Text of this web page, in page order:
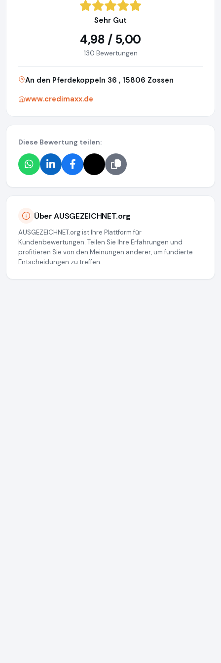
Sehr Gut
4,98 / 5,00
130 Bewertungen
An den Pferdekoppeln 36 , 15806 Zossen
www.credimaxx.de
Diese Bewertung teilen:
Über AUSGEZEICHNET.org
AUSGEZEICHNET.org ist Ihre Plattform für
Kundenbewertungen. Teilen Sie Ihre Erfahrungen und
profitieren Sie von den Meinungen anderer, um fundierte
Entscheidungen zu treffen.